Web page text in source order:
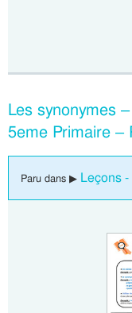
Les synonymes
5eme Primaire –
Paru dans ▶ Leçons